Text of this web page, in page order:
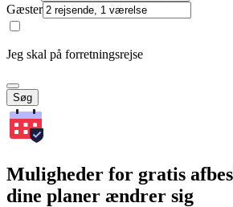
Gæster
Jeg skal på forretningsrejse
Søg
Muligheder for gratis
dine planer ændrer sig